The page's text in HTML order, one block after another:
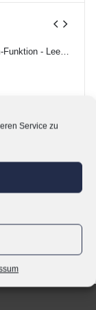
Service zu
Sprühflasche 1L mit Schaum-Funktion - Leer & Nachfüllbar - 1 Liter / 1000 ml